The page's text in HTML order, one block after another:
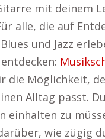
mit deinem
alle, die auf
und Jazz
die Möglichkeit,
Alltag passt.
einhalten zu
wie zügig